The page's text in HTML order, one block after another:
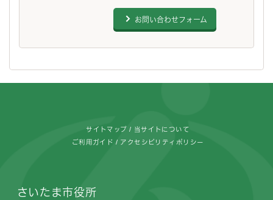
お問い合わせフォーム
サイトマップ 当サイトについて
ご利用ガイド アクセシビリティポリシー
さいたま市役所